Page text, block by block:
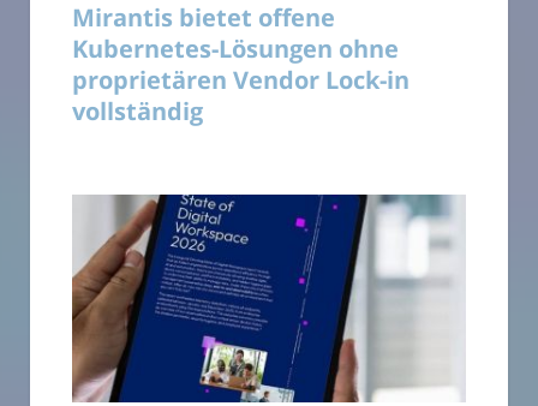
Mirantis bietet offene
Kubernetes-Lösungen ohne
proprietären Vendor Lock-in
vollständig